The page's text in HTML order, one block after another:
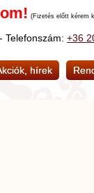
(Fizetés előtt kérem
Telefonszám: +36
hírek